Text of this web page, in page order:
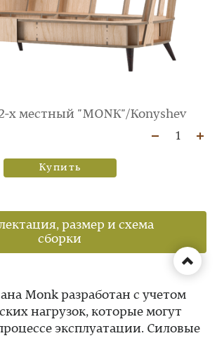
местный "MONK"/Konyshev
1
Купить
размер и схема
сборки
Monk разработан с учетом
нагрузок, которые могут
эксплуатации. Силовые